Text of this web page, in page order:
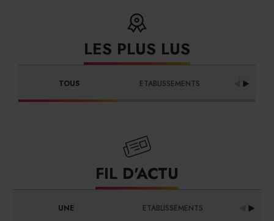
LES PLUS LUS
TOUS ETABLISSEMENTS
FIL D'ACTU
UNE ETABLISSEMENTS